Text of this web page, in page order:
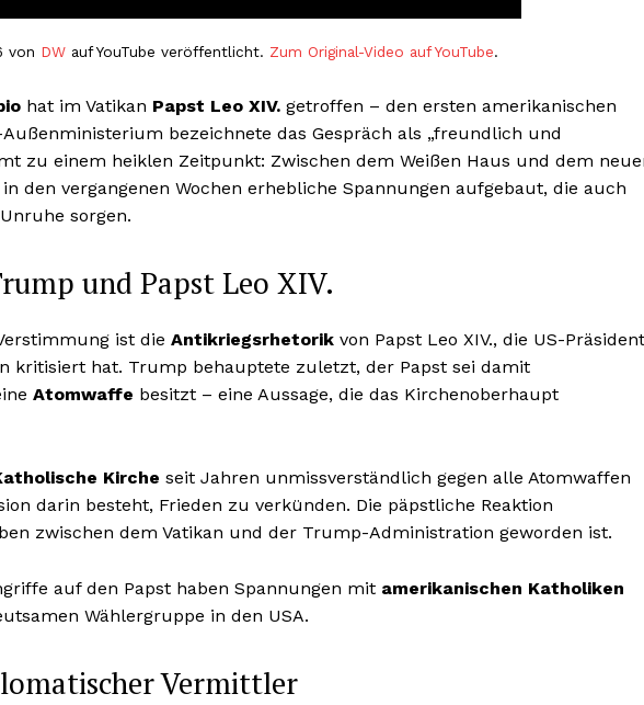
von DW auf YouTube veröffentlicht. Zum Original-Video auf YouTube.
hat im Vatikan Papst Leo XIV. getroffen – den ersten amerikanischen
Außenministerium bezeichnete das Gespräch als „freundlich und
zu einem heiklen Zeitpunkt: Zwischen dem Weißen Haus und dem
den vergangenen Wochen erhebliche Spannungen aufgebaut, die auch
sorgen.
und Papst Leo XIV.
ist die Antikriegsrhetorik von Papst Leo XIV., die US-Präsident
kritisiert hat. Trump behauptete zuletzt, der Papst sei damit
Atomwaffe besitzt – eine Aussage, die das Kirchenoberhaupt
Kirche seit Jahren unmissverständlich gegen alle Atomwaffen
darin besteht, Frieden zu verkünden. Die päpstliche Reaktion
zwischen dem Vatikan und der Trump-Administration geworden ist.
auf den Papst haben Spannungen mit amerikanischen Katholiken
Wählergruppe in den USA.
Vermittler